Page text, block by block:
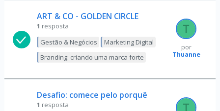
ART & CO - GOLDEN CIRCLE
1 resposta
Gestão & Negócios
Marketing Digital
Branding: criando uma marca forte
por
Thuanne
Desafio: comece pelo porquê
1 resposta